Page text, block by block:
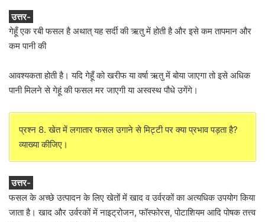
उत्तर-
गेहूँ एक रबी फसल है अथात् यह सर्दी की ऋतु में होती है और इसे कम तापमान और
कम पानी की
आवश्यकता होती है। यदि गेहूँ को खरीफ या वर्षा ऋतु में बोया जाएगा तो इसे अधिक
पानी मिलने से गेहूं की फसल मर जाएगी या अस्वस्थ पौधे उगेंगे।
प्रश्न 8. खेत में लगातार फसल उगाने से मिट्टी पर क्या प्रभाव पड़ता है?
व्याख्या कीजिए।
उत्तर-
फसल के अच्छे उत्पादन के लिए खेतों में खाद व उर्वरकों का अत्यधिक उपयोग किया
जाता है। खाद और उर्वरकों में नाइट्रोजन, फॉस्फोरस, पोटाशियम आदि पोषक तत्त्व